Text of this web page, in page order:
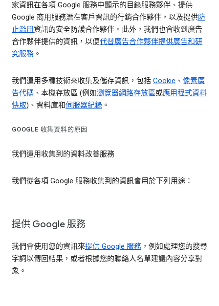
家資訊在各項 Google 服務中顯示的目錄服務夥伴、提供
Google 商用服務潛在客戶資訊的行銷合作夥伴，以及提供防
止濫用資訊的安全防護合作夥伴。此外，我們也會收到廣告
合作夥伴提供的資訊，以便代替廣告合作夥伴提供廣告和研
究服務 。
我們運用多種技術來收集及儲存資訊，包括 Cookie 、 像素廣
告代碼 、本機存放區 (例如瀏覽器網路存放區或應用程式資料
快取)、資料庫和伺服器紀錄 。
GOOGLE 收集資料的原因
我們運用收集到的資料改善服務
我們從各項 Google 服務收集到的資訊會用於下列用途：
提供 Google 服務
我們會使用您的資訊來提供 Google 服務 ，例如處理您的搜尋
字詞以傳回結果，或者根據您的聯絡人名單建議內容分享對
象。